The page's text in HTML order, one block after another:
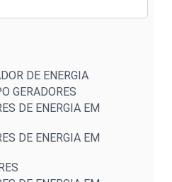
DE ENERGIA
GERADORES
DE ENERGIA EM
DE ENERGIA EM